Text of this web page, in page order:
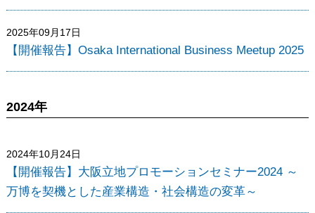
2025年09月17日
【開催報告】Osaka International Business Meetup 2025
2024年
2024年10月24日
【開催報告】大阪立地プロモーションセミナー2024 ～
万博を契機とした産業構造・社会構造の変革～